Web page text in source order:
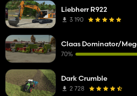
Liebherr R922
3 190
Claas Dominator/
70%
Dark Crumble
2 728